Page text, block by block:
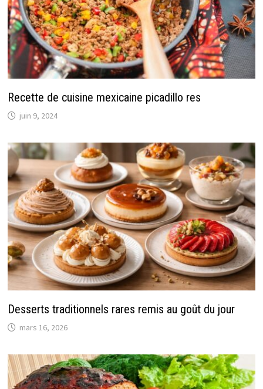
Recette de cuisine mexicaine picadillo res
juin 9, 2024
Desserts traditionnels rares remis au goût du jour
mars 16, 2026